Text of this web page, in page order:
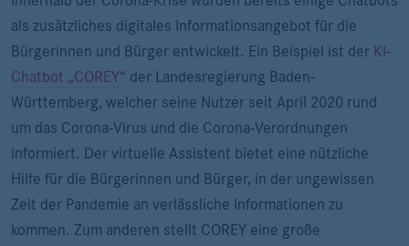
als zusätzliches digitales Informationsangebot für die
Bürgerinnen und Bürger entwickelt. Ein Beispiel ist der KI-
Chatbot „COREY“ der Landesregierung Baden-
Württemberg, welcher seine Nutzer seit April 2020 rund
um das Corona-Virus und die Corona-Verordnungen
informiert. Der virtuelle Assistent bietet eine nützliche
Hilfe für die Bürgerinnen und Bürger, in der ungewissen
Zeit der Pandemie an verlässliche Informationen zu
kommen. Zum anderen stellt COREY eine große